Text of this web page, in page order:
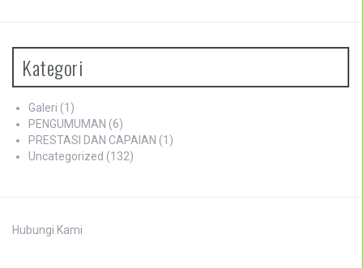
Kategori
Galeri (1)
PENGUMUMAN (6)
PRESTASI DAN CAPAIAN (1)
Uncategorized (132)
Hubungi Kami